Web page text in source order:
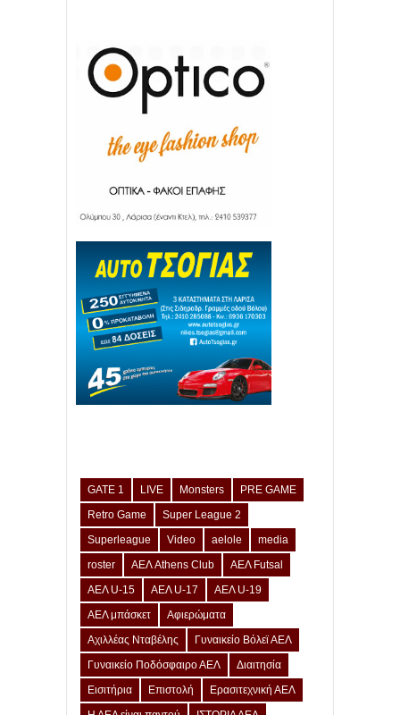
GATE 1 LIVE Monsters
PRE GAME
Retro Game
Super League 2
Superleague
Video aelole
media
roster
ΑΕΛ Athens Club
ΑΕΛ Futsal
ΑΕΛ U-15
ΑΕΛ U-17
ΑΕΛ U-19
ΑΕΛ μπάσκετ
Αφιερώματα
Αχιλλέας Νταβέλης
Γυναικείο Βόλεϊ ΑΕΛ
Γυναικείο Ποδόσφαιρο ΑΕΛ
Διαιτησία
Εισιτήρια
Επιστολή
Ερασιτεχνική ΑΕΛ